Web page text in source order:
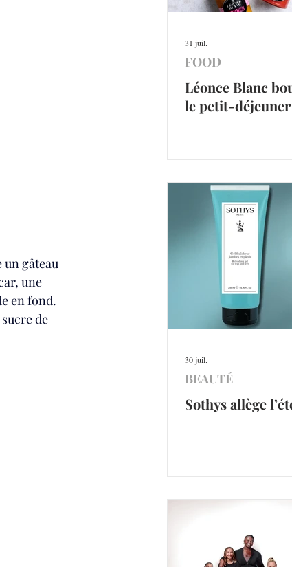
gâteau
une
en fond.
de
Léonce Blanc
le petit-déjeuner
FOOD
31 juil.
Sothys allège
BEAUTÉ
30 juil.